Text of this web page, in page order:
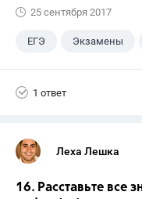
25 сентября 2017
ЕГЭ Экзамены
1 ответ
Леха Лешка
16. Расставьте все